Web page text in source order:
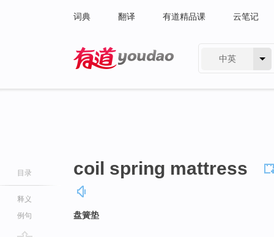
词典 翻译 有道精品课 云笔记
中英
目录
释义
例句
coil spring mattress
盘簧垫